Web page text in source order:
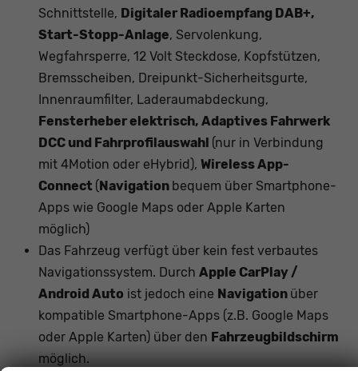
Schnittstelle, Digitaler Radioempfang DAB+,
Start-Stopp-Anlage, Servolenkung,
Wegfahrsperre, 12 Volt Steckdose, Kopfstützen,
Bremsscheiben, Dreipunkt-Sicherheitsgurte,
Innenraumfilter, Laderaumabdeckung,
Fensterheber elektrisch, Adaptives Fahrwerk
DCC und Fahrprofilauswahl (nur in Verbindung
mit 4Motion oder eHybrid), Wireless App-
Connect (Navigation bequem über Smartphone-
Apps wie Google Maps oder Apple Karten
möglich)
Das Fahrzeug verfügt über kein fest verbautes
Navigationssystem. Durch Apple CarPlay /
Android Auto ist jedoch eine Navigation über
kompatible Smartphone-Apps (z.B. Google Maps
oder Apple Karten) über den Fahrzeugbildschirm
möglich.